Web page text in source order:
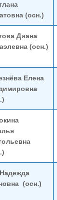
(осн.)
Диана
(осн.)
Елена
(осн.)